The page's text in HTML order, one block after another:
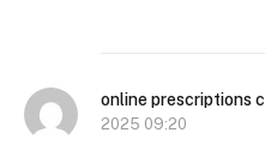
online prescriptions
2025 09:20